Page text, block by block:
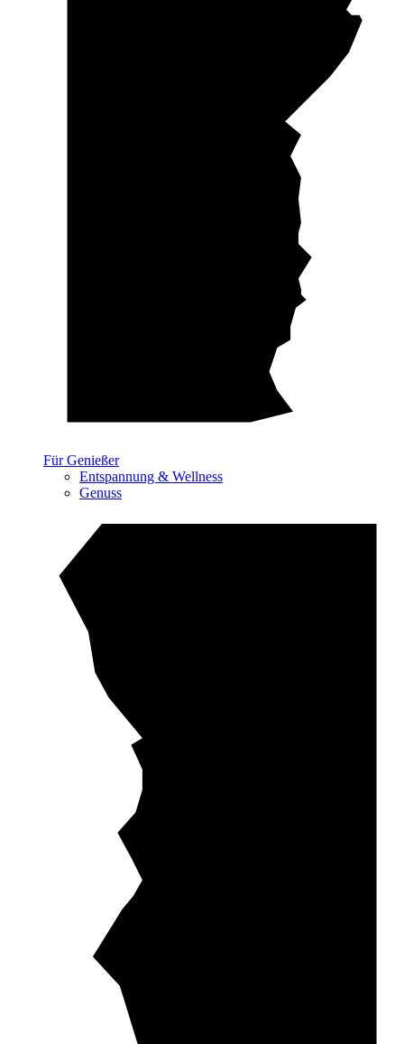
Für Genießer
Entspannung & Wellness
Genuss